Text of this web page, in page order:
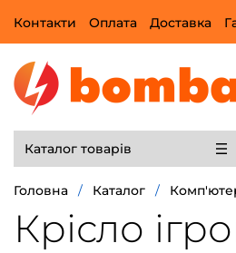
Контакти Оплата Доставка
Каталог товарів
Головна / Каталог /
Крісло